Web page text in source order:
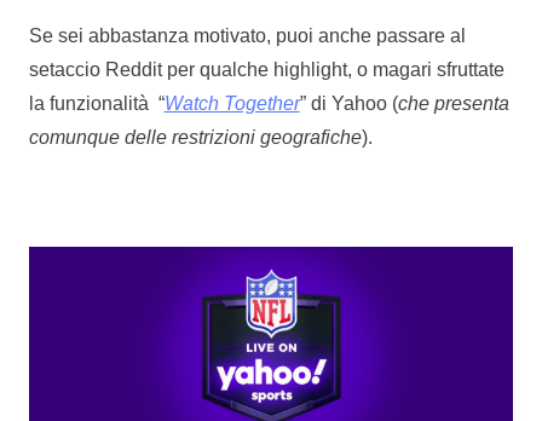
Se sei abbastanza motivato, puoi anche passare al
setaccio Reddit per qualche highlight, o magari sfruttate
la funzionalità “Watch Together” di Yahoo (che presenta
comunque delle restrizioni geografiche).